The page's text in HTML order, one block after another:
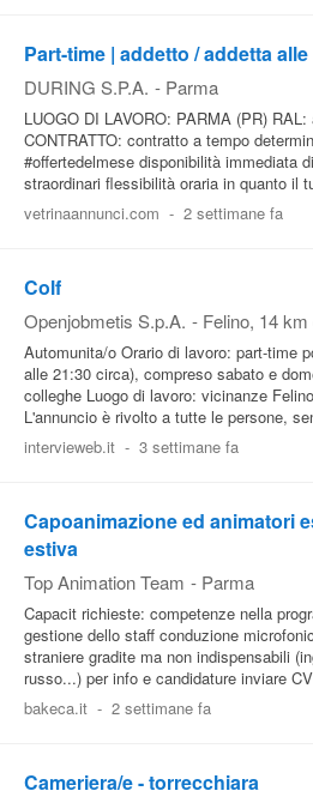
Part-time | addetto / addetta
DURING S.P.A. - Parma
LUOGO DI LAVORO: PARMA (PR)
CONTRATTO: contratto a tempo
#offertedelmese disponibilità immediata
straordinari flessibilità oraria in quanto il
vetrinaannunci.com - 2 settimane fa
Colf
Openjobmetis S.p.A. - Felino, 14
Automunita/o Orario di lavoro: part-time
alle 21:30 circa), compreso sabato e
colleghe Luogo di lavoro: vicinanze
L'annuncio è rivolto a tutte le persone,
intervieweb.it - 3 settimane fa
Capoanimazione ed animatori
estiva
Top Animation Team - Parma
Capacit richieste: competenze nella
gestione dello staff conduzione
straniere gradite ma non indispensabili
russo...) per info e candidature inviare
bakeca.it - 2 settimane fa
Cameriera/e - torrecchiara